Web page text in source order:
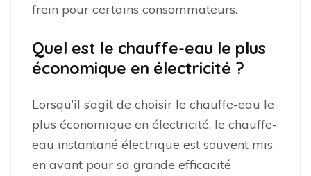
frein pour certains consommateurs.
Quel est le chauffe-eau le plus
économique en électricité ?
Lorsqu’il s’agit de choisir le chauffe-eau le
plus économique en électricité, le chauffe-
eau instantané électrique est souvent mis
en avant pour sa grande efficacité